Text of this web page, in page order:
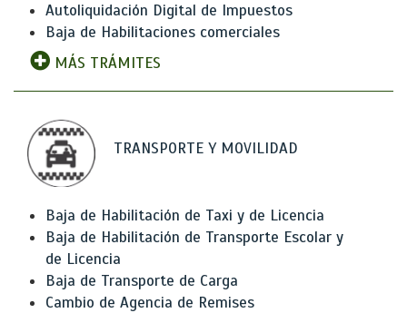
Autoliquidación Digital de Impuestos
Baja de Habilitaciones comerciales
MÁS TRÁMITES
TRANSPORTE Y MOVILIDAD
Baja de Habilitación de Taxi y de Licencia
Baja de Habilitación de Transporte Escolar y
de Licencia
Baja de Transporte de Carga
Cambio de Agencia de Remises